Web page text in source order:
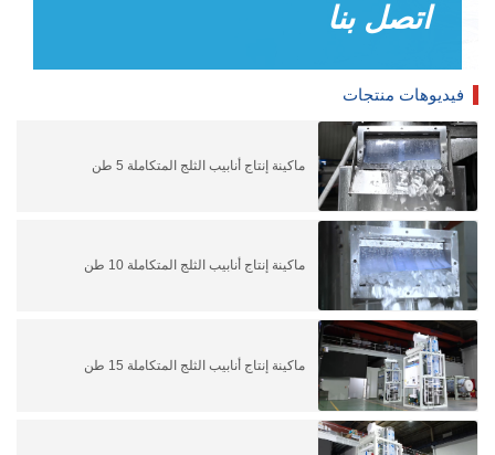
اتصل بنا
فيديوهات منتجات
ماكينة إنتاج أنابيب الثلج المتكاملة 5 طن
ماكينة إنتاج أنابيب الثلج المتكاملة 10 طن
ماكينة إنتاج أنابيب الثلج المتكاملة 15 طن